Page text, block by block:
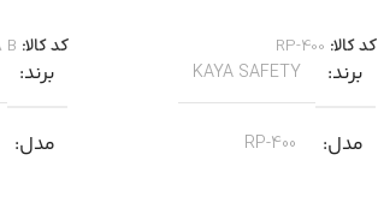
کد کالا: RP-400
برند KAYA SAFETY
مدل RP-400
کد کالا: B
برند
مدل